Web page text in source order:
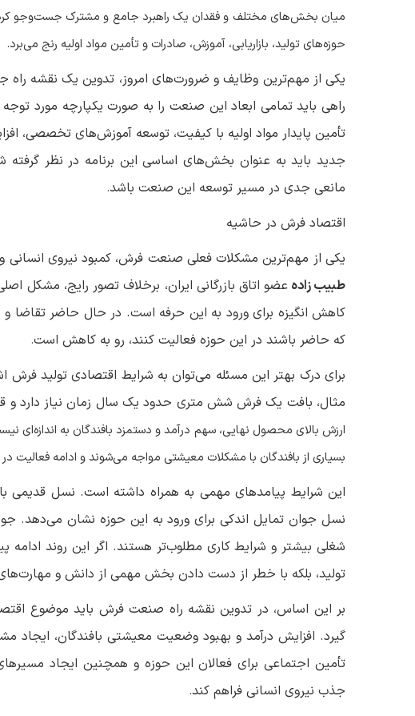
میان بخش‌های مختلف و فقدان یک راهبرد جامع و مشترک جست‌وجو کرد.
حوزه‌های تولید، بازاریابی، آموزش، صادرات و تأمین مواد اولیه رنج می‌برد.
یکی از مهم‌ترین وظایف و ضرورت‌های امروز، تدوین یک نقشه
راهی باید تمامی ابعاد این صنعت را به صورت یکپارچه مورد توجه
تأمین پایدار مواد اولیه با کیفیت، توسعه آموزش‌های تخصصی،
جدید باید به عنوان بخش‌های اساسی این برنامه در نظر
مانعی جدی در مسیر توسعه این صنعت باشد.
اقتصاد فرش در حاشیه
یکی از مهم‌ترین مشکلات فعلی صنعت فرش، کمبود نیروی
طبیب زاده عضو اتاق بازرگانی ایران، برخلاف تصور رایج، مشکل
کاهش انگیزه برای ورود به این حرفه است. در حال حاضر تقاضا و
که حاضر باشند در این حوزه فعالیت کنند، رو به کاهش است.
برای درک بهتر این مسئله می‌توان به شرایط اقتصادی تولید
مثال، بافت یک فرش شش متری حدود یک سال زمان نیاز دارد و
ارزش بالای محصول نهایی، سهم درآمد و دستمزد بافندگان به اندازه‌ای
بسیاری از بافندگان با مشکلات معیشتی مواجه می‌شوند و ادامه فعالیت
این شرایط پیامدهای مهمی به همراه داشته است. نسل قدیمی
نسل جوان تمایل اندکی برای ورود به این حوزه نشان می‌دهد.
شغلی بیشتر و شرایط کاری مطلوب‌تر هستند. اگر این روند ادامه
تولید، بلکه با خطر از دست دادن بخش مهمی از دانش و
بر این اساس، در تدوین نقشه راه صنعت فرش باید موضوع
گیرد. افزایش درآمد و بهبود وضعیت معیشتی بافندگان، ایجاد
تأمین اجتماعی برای فعالان این حوزه و همچنین ایجاد
جذب نیروی انسانی فراهم کند.